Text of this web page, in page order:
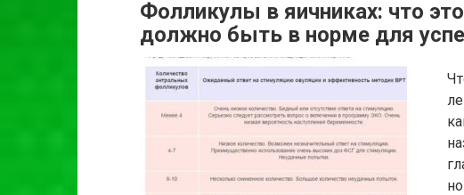
Фолликулы в яичниках: что
должно быть в норме для